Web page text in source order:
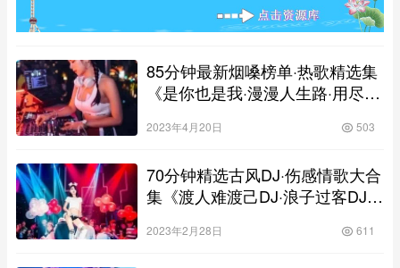
85分钟最新烟嗓榜单·热歌精选集
《是你也是我·漫漫人生路·用尽余
高清靓碟
2023年4月20日 503
70分钟精选古风DJ·伤感情歌大合
集《渡人难渡己DJ·浪子过客DJ·
歌连版高清靓碟
2023年2月28日 611